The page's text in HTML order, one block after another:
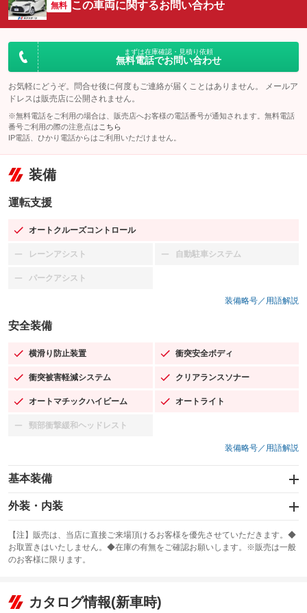
無料 この車両に関するお問い合わせ
まずは在庫確認・見積り依頼
無料電話でお問い合わせ
お気軽にどうぞ。問合せ後に何度もご連絡が届くことはありません。 メールア
ドレスは販売店に公開されません。
※無料電話をご利用の場合は、販売店へお客様の電話番号が通知されます。無料電話
番号ご利用の際の注意点は こちら
IP電話、ひかり電話からはご利用いただけません。
装備
運転支援
オートクルーズコントロール
：装備あり
レーンアシスト
：装備なし 自動駐車システム
：装備なし
パークアシスト
：装備なし
装備略号／用語解説
安全装備
横滑り防止装置
：装備あり 衝突安全ボディ
：装備あり
衝突被害軽減システム
：装備あり クリアランスソナー
：装備あり
オートマチックハイビーム
：装備あり オートライト
：装備あり
頸部衝撃緩和ヘッドレスト
：装備なし
装備略号／用語解説
基本装備
エアバッグ：運転席/助手席
：装備あり
：装備あり
サンルーフ
：装備なし ABS
リフトアップ
：装備なし
外装・内装
カーナビ：SDナビ
：装備あり
TV：フルセグ
：装備あり
ビジュアル：-／DVD再生
：装備あり
【注】販売は、当店に直接ご来場頂けるお客様を優先させていただきます。◆
お取置きはいたしません。◆在庫の有無をご確認お願いします。※販売は一般
のお客様に限ります。
カタログ情報(新車時)